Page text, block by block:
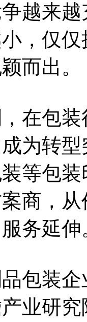
越来
，仅
而出。
包装
为转
等包
商，
务延伸
装企
业研